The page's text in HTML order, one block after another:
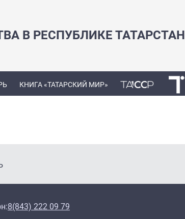
В РЕСПУБЛИКЕ ТАТАРСТАН
КНИГА «ТАТАРСКИЙ МИР»
8(843) 222 09 79